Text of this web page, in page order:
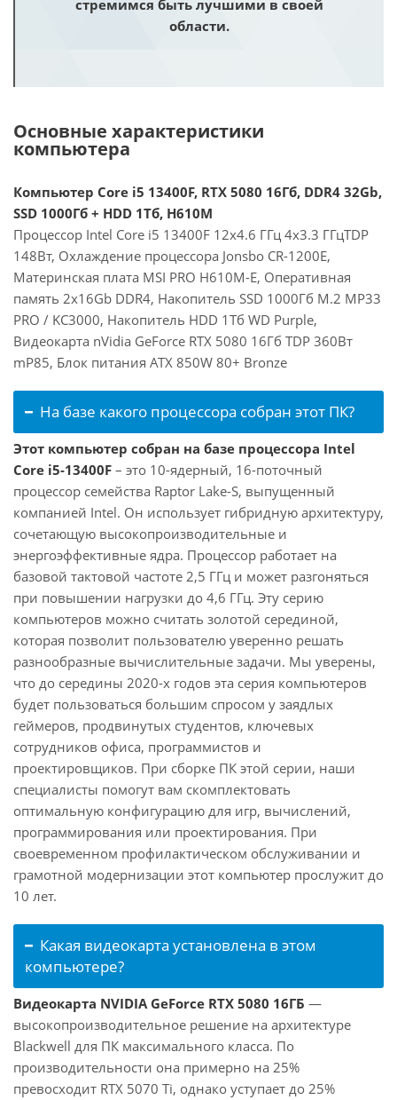
стремимся быть лучшими в своей
области.
Основные характеристики
компьютера
Компьютер Core i5 13400F, RTX 5080 16Гб, DDR4 32Gb,
SSD 1000Гб + HDD 1Тб, H610M
Процессор Intel Core i5 13400F 12x4.6 ГГц 4x3.3 ГГцTDP
148Вт, Охлаждение процессора Jonsbo CR-1200E,
Материнская плата MSI PRO H610M-E, Оперативная
память 2x16Gb DDR4, Накопитель SSD 1000Гб M.2 MP33
PRO / KC3000, Накопитель HDD 1Тб WD Purple,
Видеокарта nVidia GeForce RTX 5080 16Гб TDP 360Вт
mP85, Блок питания ATX 850W 80+ Bronze
На базе какого процессора собран этот ПК?
Этот компьютер собран на базе процессора Intel
Core i5-13400F – это 10-ядерный, 16-поточный
процессор семейства Raptor Lake-S, выпущенный
компанией Intel. Он использует гибридную архитектуру,
сочетающую высокопроизводительные и
энергоэффективные ядра. Процессор работает на
базовой тактовой частоте 2,5 ГГц и может разгоняться
при повышении нагрузки до 4,6 ГГц. Эту серию
компьютеров можно считать золотой серединой,
которая позволит пользователю уверенно решать
разнообразные вычислительные задачи. Мы уверены,
что до середины 2020-х годов эта серия компьютеров
будет пользоваться большим спросом у заядлых
геймеров, продвинутых студентов, ключевых
сотрудников офиса, программистов и
проектировщиков. При сборке ПК этой серии, наши
специалисты помогут вам скомплектовать
оптимальную конфигурацию для игр, вычислений,
программирования или проектирования. При
своевременном профилактическом обслуживании и
грамотной модернизации этот компьютер прослужит до
10 лет.
Какая видеокарта установлена в этом
компьютере?
Видеокарта NVIDIA GeForce RTX 5080 16ГБ —
высокопроизводительное решение на архитектуре
Blackwell для ПК максимального класса. По
производительности она примерно на 25%
превосходит RTX 5070 Ti, однако уступает до 25%